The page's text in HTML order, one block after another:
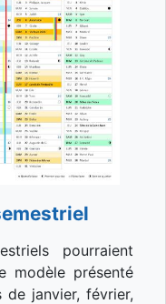
pourraient
modèle présenté
janvier, février,